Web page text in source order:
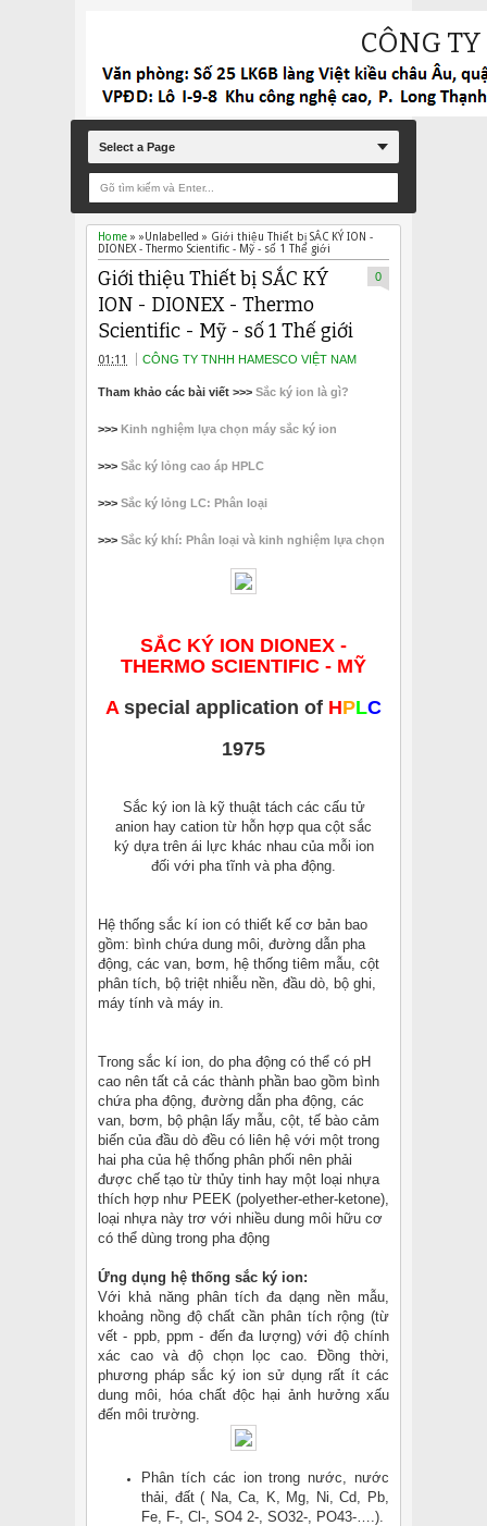
CÔNG
Select a Page
Home » »Unlabelled » Giới thiệu Thiết bị SẮC KÝ ION -
DIONEX - Thermo Scientific - Mỹ - số 1 Thế giới
Giới thiệu Thiết bị SẮC KÝ
ION - DIONEX - Thermo
Scientific - Mỹ - số 1 Thế giới
01:11 CÔNG TY TNHH HAMESCO VIỆT NAM
0
Tham khảo các bài viết >>> Sắc ký ion là gì?
>>> Kinh nghiệm lựa chọn máy sắc ký ion
>>> Sắc ký lỏng cao áp HPLC
>>> Sắc ký lỏng LC: Phân loại
>>> Sắc ký khí: Phân loại và kinh nghiệm lựa chọn
SẮC KÝ ION DIONEX -
THERMO SCIENTIFIC - MỸ
A special application of HPLC
1975
Sắc ký ion là kỹ thuật tách các cấu tử
anion hay cation từ hỗn hợp qua cột sắc
ký dựa trên ái lực khác nhau của mỗi ion
đối với pha tĩnh và pha động.
Hệ thống sắc kí ion có thiết kế cơ bản bao
gồm: bình chứa dung môi, đường dẫn pha
động, các van, bơm, hệ thống tiêm mẫu, cột
phân tích, bộ triệt nhiễu nền, đầu dò, bộ ghi,
máy tính và máy in.
Trong sắc kí ion, do pha động có thể có pH
cao nên tất cả các thành phần bao gồm bình
chứa pha động, đường dẫn pha động, các
van, bơm, bộ phận lấy mẫu, cột, tế bào cảm
biến của đầu dò đều có liên hệ với một trong
hai pha của hệ thống phân phối nên phải
được chế tạo từ thủy tinh hay một loại nhựa
thích hợp như PEEK (polyether-ether-ketone),
loại nhựa này trơ với nhiều dung môi hữu cơ
có thể dùng trong pha động
Ứng dụng hệ thống sắc ký ion:
Với khả năng phân tích đa dạng nền mẫu,
khoảng nồng độ chất cần phân tích rộng (từ
vết - ppb, ppm - đến đa lượng) với độ chính
xác cao và độ chọn lọc cao. Đồng thời,
phương pháp sắc ký ion sử dụng rất ít các
dung môi, hóa chất độc hại ảnh hưởng xấu
đến môi trường.
Phân tích các ion trong nước, nước
thải, đất ( Na, Ca, K, Mg, Ni, Cd, Pb,
Fe, F-, Cl-, SO4 2-, SO32-, PO43-….).